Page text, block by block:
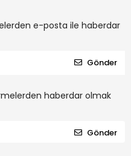
e-posta ile haberdar
Gönder
haberdar olmak
Gönder